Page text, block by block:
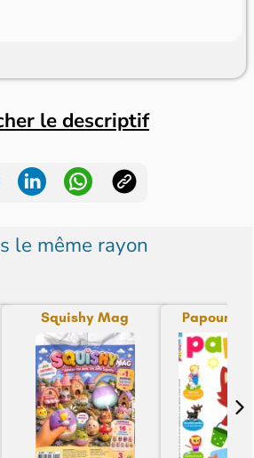
le descriptif
le même rayon
Squishy Mag Papoum